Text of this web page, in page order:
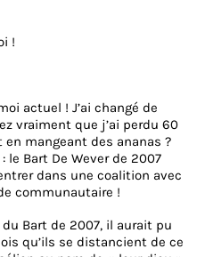
!
actuel ! J’ai changé de
vraiment que j’ai perdu 60
mangeant des ananas ?
le Bart De Wever de 2007
dans une coalition avec
communautaire !
Bart de 2007, il aurait pu
qu’ils se distancient de ce